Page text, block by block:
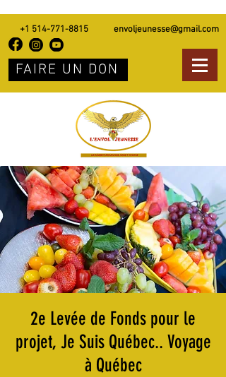
+1 514-771-8815 envoljeunesse@gmail.com
FAIRE UN DON
2e Levée de Fonds pour le
projet, Je Suis Québec.. Voyage
à Québec